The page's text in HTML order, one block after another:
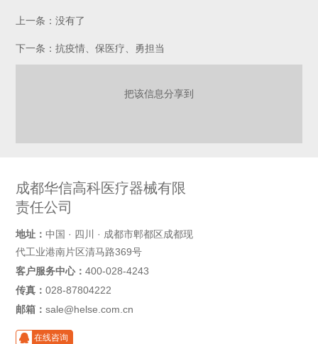
上一条：没有了
下一条：抗疫情、保医疗、勇担当
把该信息分享到
成都华信高科医疗器械有限
责任公司
地址：中国 · 四川 · 成都市郫都区成都现
代工业港南片区清马路369号
客户服务中心：400-028-4243
传真：028-87804222
邮箱：sale@helse.com.cn
在线咨询